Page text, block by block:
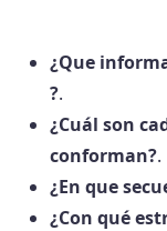
¿Que
?.
¿Cuál son
conforman?.
¿En que
¿Con qué